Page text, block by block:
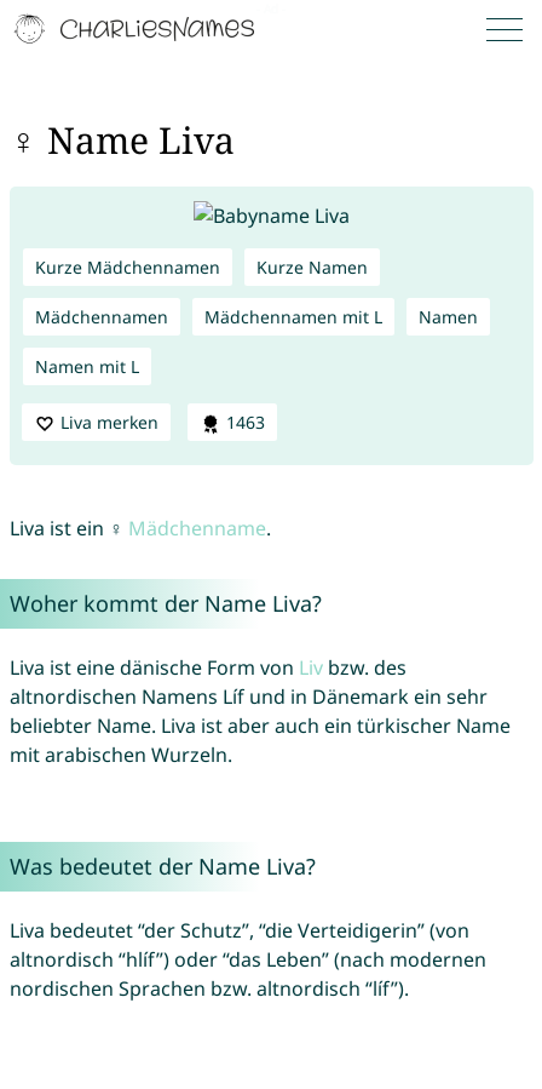
♀ Name Liva
Kurze Mädchennamen Kurze Namen
Mädchennamen Mädchennamen mit L Namen
Namen mit L
Liva merken 1463
Liva ist ein ♀ Mädchenname.
Woher kommt der Name Liva?
Liva ist eine dänische Form von Livbzw. des
altnordischen Namens Líf und in Dänemark ein sehr
beliebter Name. Liva ist aber auch ein türkischer Name
mit arabischen Wurzeln.
Was bedeutet der Name Liva?
Liva bedeutet “der Schutz”, “die Verteidigerin” (von
altnordisch “hlíf”) oder “das Leben” (nach modernen
nordischen Sprachen bzw. altnordisch “líf”).